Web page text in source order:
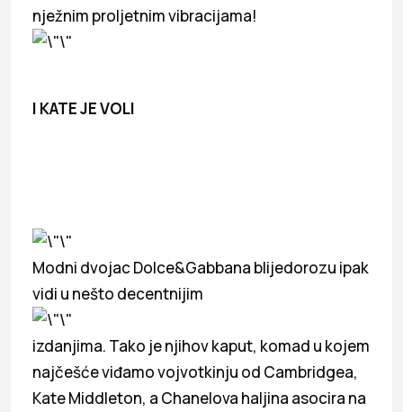
nježnim proljetnim vibracijama!
I KATE JE VOLI
Modni dvojac Dolce&Gabbana blijedorozu ipak
vidi u nešto decentnijim
izdanjima. Tako je njihov kaput, komad u kojem
najčešće viđamo vojvotkinju od Cambridgea,
Kate Middleton, a Chanelova haljina asocira na